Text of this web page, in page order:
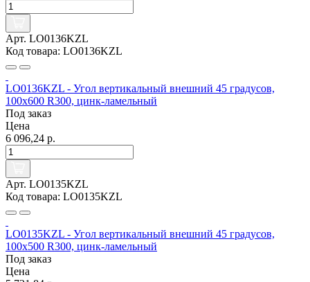
Арт. LO0136KZL
Код товара: LO0136KZL
LO0136KZL - Угол вертикальный внешний 45 градусов,
100х600 R300, цинк-ламельный
Под заказ
Цена
6 096,24 р.
Арт. LO0135KZL
Код товара: LO0135KZL
LO0135KZL - Угол вертикальный внешний 45 градусов,
100х500 R300, цинк-ламельный
Под заказ
Цена